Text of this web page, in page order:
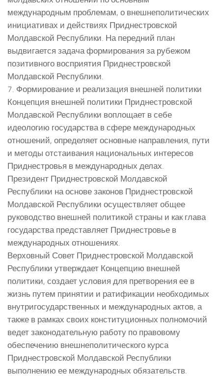
международным проблемам, о внешнеполитических
инициативах и действиях Приднестровской
Молдавской Республики. На передний план
выдвигается задача формирования за рубежом
позитивного восприятия Приднестровской
Молдавской Республики.
7. Формирование и реализация внешней политики
Концепция внешней политики Приднестровской
Молдавской Республики воплощает в себе
идеологию государства в сфере международных
отношений, определяет основные направления, пути
и методы отстаивания национальных интересов
Приднестровья в международных делах.
Президент Приднестровской Молдавской
Республики на основе законов Приднестровской
Молдавской Республики осуществляет общее
руководство внешней политикой страны и как глава
государства представляет Приднестровье в
международных отношениях.
Верховный Совет Приднестровской Молдавской
Республики утверждает Концепцию внешней
политики, создает условия для претворения ее в
жизнь путем принятии и ратификации необходимых
внутригосударственных и международных актов, а
также в рамках своих конституционных полномочий
ведет законодательную работу по правовому
обеспечению внешнеполитического курса
Приднестровской Молдавской Республики
выполнению ее международных обязательств.